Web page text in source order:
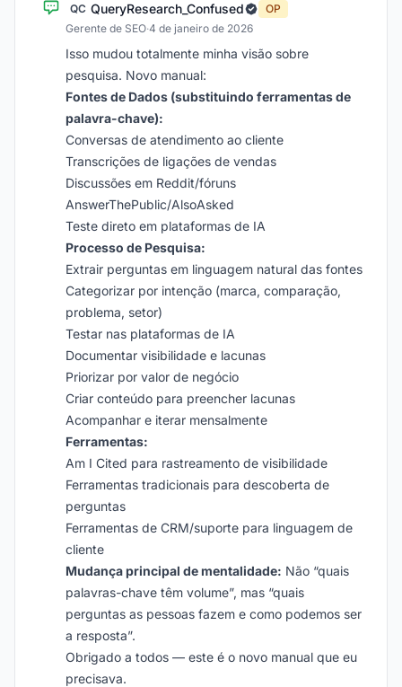
QC QueryResearch_Confused
OP
Gerente de SEO·4 de janeiro de 2026
Isso mudou totalmente minha visão sobre
pesquisa. Novo manual:
Fontes de Dados (substituindo ferramentas de
palavra-chave):
Conversas de atendimento ao cliente
Transcrições de ligações de vendas
Discussões em Reddit/fóruns
AnswerThePublic/AlsoAsked
Teste direto em plataformas de IA
Processo de Pesquisa:
Extrair perguntas em linguagem natural das fontes
Categorizar por intenção (marca, comparação,
problema, setor)
Testar nas plataformas de IA
Documentar visibilidade e lacunas
Priorizar por valor de negócio
Criar conteúdo para preencher lacunas
Acompanhar e iterar mensalmente
Ferramentas:
Am I Cited para rastreamento de visibilidade
Ferramentas tradicionais para descoberta de
perguntas
Ferramentas de CRM/suporte para linguagem de
cliente
Mudança principal de mentalidade: Não “quais
palavras-chave têm volume”, mas “quais
perguntas as pessoas fazem e como podemos ser
a resposta”.
Obrigado a todos — este é o novo manual que eu
precisava.